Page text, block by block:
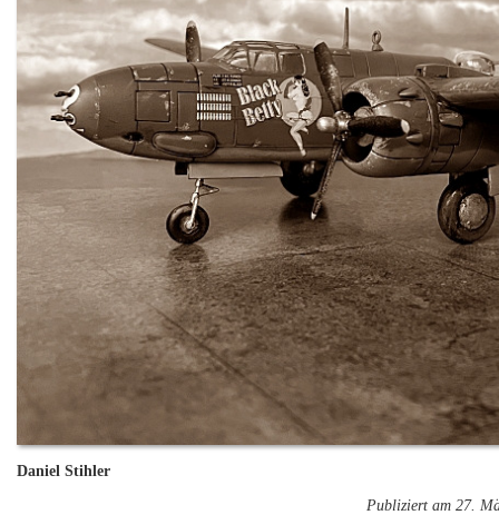
Daniel Stihler
Publiziert am 27.